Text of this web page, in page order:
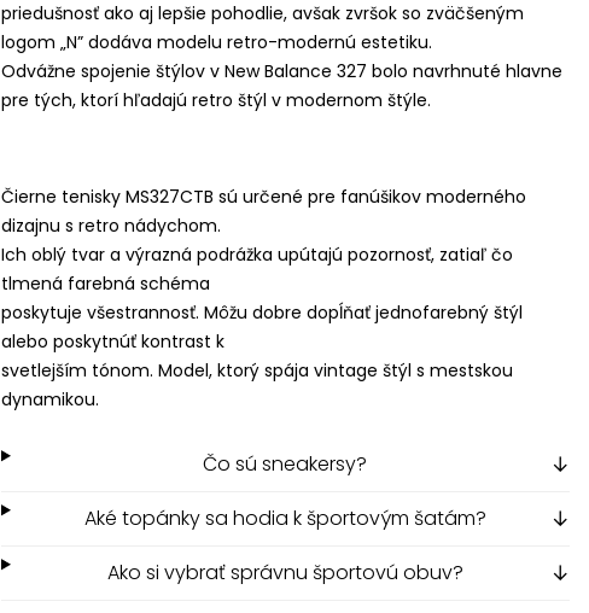
priedušnosť ako aj lepšie pohodlie, avšak zvršok so zväčšeným
logom „N” dodáva modelu retro-modernú estetiku.
Odvážne spojenie štýlov v New Balance 327 bolo navrhnuté hlavne
pre tých, ktorí hľadajú retro štýl v modernom štýle.
Čierne tenisky MS327CTB sú určené pre fanúšikov moderného
dizajnu s retro nádychom.
Ich oblý tvar a výrazná podrážka upútajú pozornosť, zatiaľ čo
tlmená farebná schéma
poskytuje všestrannosť. Môžu dobre dopĺňať jednofarebný štýl
alebo poskytnúť kontrast k
svetlejším tónom. Model, ktorý spája vintage štýl s mestskou
dynamikou.
Čo sú sneakersy? ↓
Aké topánky sa hodia k športovým šatám? ↓
Ako si vybrať správnu športovú obuv? ↓